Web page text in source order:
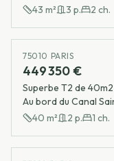
43 m² 3 p. 2 ch.
75010 PARIS
449 350 €
Superbe T2 de
Au bord du Canal
40 m² 2 p. 1 ch.